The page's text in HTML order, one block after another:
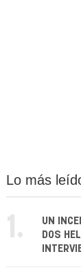
Lo más
1.
UN
DOS